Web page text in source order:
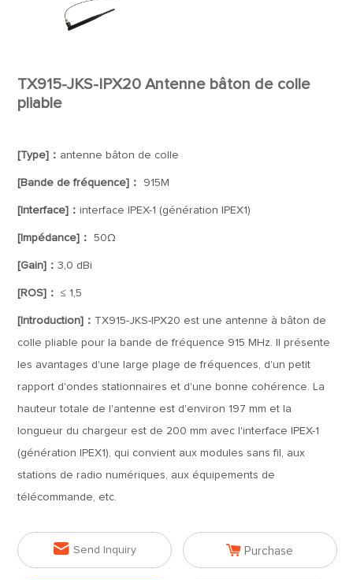
TX915-JKS-IPX20 Antenne bâton de colle
pliable
[Type]： antenne bâton de colle
[Bande de fréquence]： 915M
[Interface]：interface IPEX-1 (génération IPEX1)
[Impédance]： 50Ω
[Gain]：3,0 dBi
[ROS]： ≤ 1,5
[Introduction]： TX915-JKS-IPX20 est une antenne à bâton de
colle pliable pour la bande de fréquence 915 MHz. Il présente
les avantages d'une large plage de fréquences, d'un petit
rapport d'ondes stationnaires et d'une bonne cohérence. La
hauteur totale de l'antenne est d'environ 197 mm et la
longueur du chargeur est de 200 mm avec l'interface IPEX-1
(génération IPEX1), qui convient aux modules sans fil, aux
stations de radio numériques, aux équipements de
télécommande, etc.
 Send Inquiry  Purchase